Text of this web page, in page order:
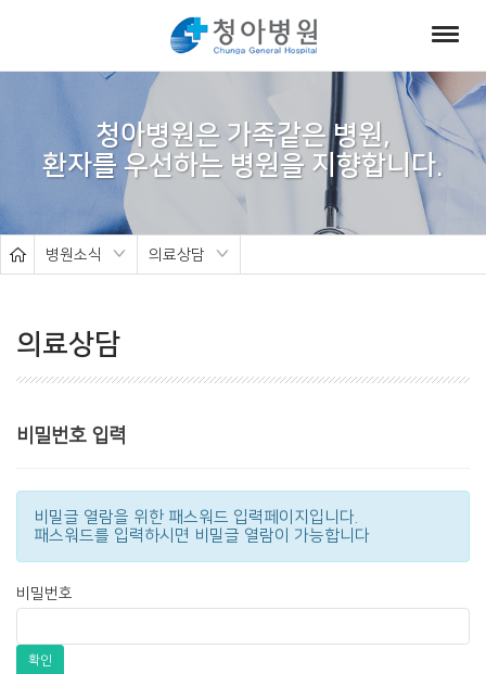
얼
청아병원은 가족같은 병원,
병원소식 의료상담
의료상담
비밀번호 입력
비밀글 열람을 위한 패스워드 입력페이지입니다.
패스워드를 입력하시면 비밀글 열람이 가능합니다
비밀번호
확인